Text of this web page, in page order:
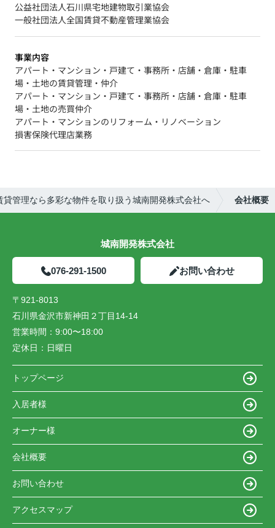
公益社団法人石川県宅地建物取引業協会
一般社団法人全国賃貸不動産管理業協会
事業内容
アパート・マンション・戸建て・事務所・店舗・倉庫・駐車
場・土地の賃貸管理・仲介
アパート・マンション・戸建て・事務所・店舗・倉庫・駐車
場・土地の売買仲介
アパート・マンションのリフォーム・リノベーション
損害保険代理店業務
貸管理なら多彩な物件を取り扱う城南開発株式会社へ 会社概要
城南開発株式会社
076-291-1500 お問い合わせ
〒921-8013
石川県金沢市新神田２丁目14-14
営業時間： 9:00〜18:00
定休日： 日曜日
トップページ
入居者様
オーナー様
会社概要
お問い合わせ
アクセスマップ